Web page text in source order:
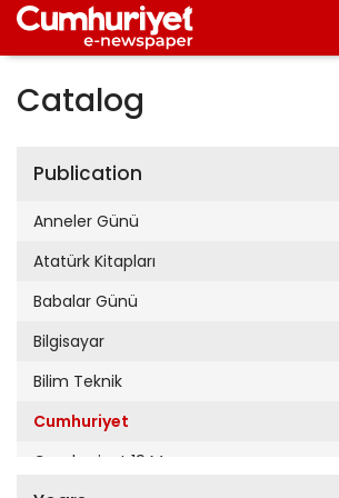
Catalog
Publication
Anneler Günü
Atatürk Kitapları
Babalar Günü
Bilgisayar
Bilim Teknik
Cumhuriyet
Cumhuriyet 19 Mayıs